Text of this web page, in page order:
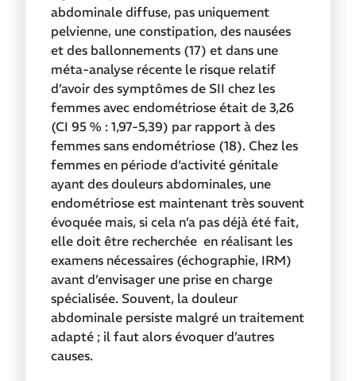
abdominale diffuse, pas uniquement
pelvienne, une constipation, des nausées
et des ballonnements (17) et dans une
méta-analyse récente le risque relatif
d’avoir des symptômes de SII chez les
femmes avec endométriose était de 3,26
(CI 95 % : 1,97-5,39) par rapport à des
femmes sans endométriose (18). Chez les
femmes en période d’activité génitale
ayant des douleurs abdominales, une
endométriose est maintenant très souvent
évoquée mais, si cela n’a pas déjà été fait,
elle doit être recherchée en réalisant les
examens nécessaires (échographie, IRM)
avant d’envisager une prise en charge
spécialisée. Souvent, la douleur
abdominale persiste malgré un traitement
adapté ; il faut alors évoquer d’autres
causes.